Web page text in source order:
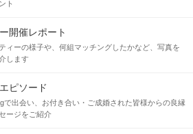
ト
開催レポート
ィーの様子や、何組マッチングしたかなど、写真を
します
ピソード
で出会い、お付き合い・ご成婚された皆様からの良縁
ージをご紹介